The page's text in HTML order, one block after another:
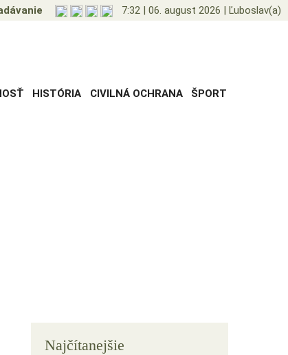
7:32 | 06. august 2026 | Ľuboslav(a)
HISTÓRIA CIVILNÁ OCHRANA ŠPORT
Najčítanejšie